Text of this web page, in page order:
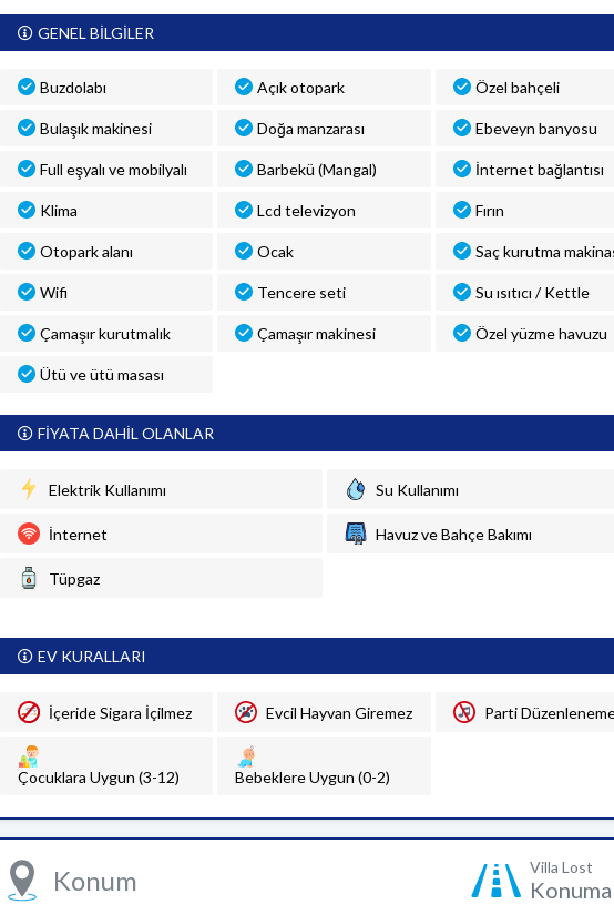
GENEL BİLGİLER
Buzdolabı Açık otopark Özel bahçeli
Bulaşık makinesi Doğa manzarası Ebeveyn banyosu
Full eşyalı ve mobilyalı Barbekü (Mangal) İnternet bağlantısı
Klima Lcd televizyon Fırın
Otopark alanı Ocak Saç kurutma
Wifi Tencere seti Su ısıtıcı / Kettle
Çamaşır kurutmalık Çamaşır makinesi Özel yüzme havuzu
Ütü ve ütü masası
FİYATA DAHİL OLANLAR
Elektrik Kullanımı Su Kullanımı
İnternet Havuz ve Bahçe Bakımı
Tüpgaz
EV KURALLARI
İçeride Sigara İçilmez Evcil Hayvan Giremez Parti
Çocuklara Uygun (3-12) Bebeklere Uygun (0-2)
Konum Villa Lost